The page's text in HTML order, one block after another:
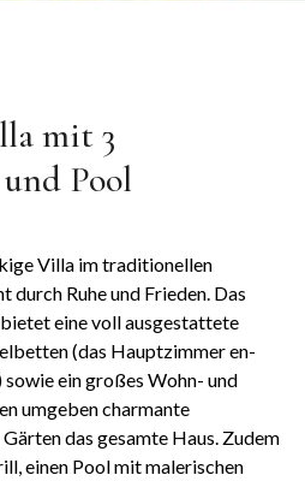
mit 3
Pool
Villa im traditionellen
Ruhe und Frieden. Das
eine voll ausgestattete
(das Hauptzimmer en-
ein großes Wohn- und
umgeben charmante
das gesamte Haus. Zudem
einen Pool mit malerischen